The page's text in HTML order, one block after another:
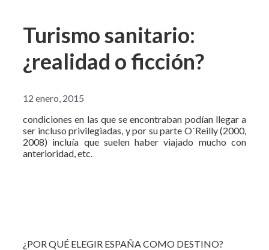
Turismo sanitario:
¿realidad o ficción?
12 enero, 2015
condiciones en las que se encontraban podían llegar a
ser incluso privilegiadas, y por su parte O´Reilly (2000,
2008) incluía que suelen haber viajado mucho con
anterioridad, etc.
¿POR QUÉ ELEGIR ESPAÑA COMO DESTINO?